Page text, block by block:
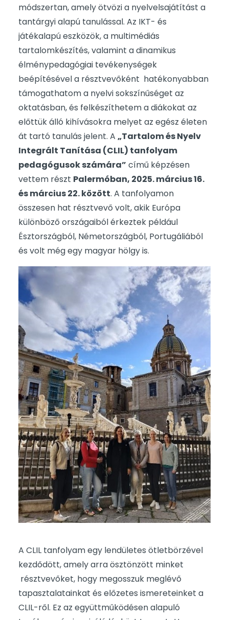
módszertan, amely ötvözi a nyelvelsajátítást a
tantárgyi alapú tanulással. Az IKT- és
játékalapú eszközök, a multimédiás
tartalomkészítés, valamint a dinamikus
élménypedagógiai tevékenységek
beépítésével a résztvevőként hatékonyabban
támogathatom a nyelvi sokszínűséget az
oktatásban, és felkészíthetem a diákokat az
előttük álló kihívásokra melyet az egész életen
át tartó tanulás jelent. A „Tartalom és Nyelv
Integrált Tanítása (CLIL) tanfolyam
pedagógusok számára” című képzésen
vettem részt Palermóban, 2025. március 16.
és március 22. között. A tanfolyamon
összesen hat résztvevő volt, akik Európa
különböző országaiból érkeztek például
Észtországból, Németországból, Portugáliából
és volt még egy magyar hölgy is.
A CLIL tanfolyam egy lendületes ötletbörzével
kezdődött, amely arra ösztönzött minket
résztvevőket, hogy megosszuk meglévő
tapasztalatainkat és előzetes ismereteinket a
CLIL-ről. Ez az együttműködésen alapuló